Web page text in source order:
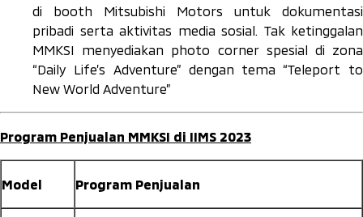
di booth Mitsubishi Motors untuk dokumentasi
pribadi serta aktivitas media sosial. Tak ketinggalan
MMKSI menyediakan photo cornerspesial di zona
“Daily Life’s Adventure” dengan tema “Teleport to
New World Adventure”
Program Penjualan MMKSI di IIMS 2023
Model Program Penjualan